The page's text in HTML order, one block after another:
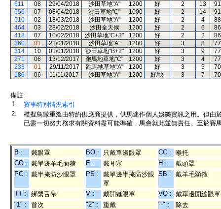
611
08 29/04/2018 沙田草地"A" 1200 好 2 13
91
556
07 08/04/2018 沙田草地"C" 1000 好 2 14
91
510
02 18/03/2018 沙田草地"A" 1200 好 2 4
88
464
03 28/02/2018 沙田全天候 1200 好 2 6
86
418
07 10/02/2018 沙田草地"C+3" 1200 好 2 2
86
360
01 21/01/2018 沙田草地"A" 1200 好 3 8
77
314
10 01/01/2018 沙田草地"B+2" 1200 好 3 9
77
271
06 13/12/2017 跑馬地草地"C" 1200 好 3 4
77
233
01 29/11/2017 跑馬地草地"A" 1200 好 3 5
70
186
06 11/11/2017 沙田草地"A" 1200 好/快 3 7 70
備註:
1.
賽事特別情況索引
2.
模擬鳥瞰重溫由特約供應商提供，供馬迷作個人娛樂資訊之用。但
已盡一切努力務求有關資料盡可能準確，馬會就此並無責任。至於賽
B : 戴眼罩 BO : 只戴單邊眼罩 CC :
喉托
CO : 戴單邊羊毛面箍 E : 戴耳塞 H :
戴頭罩
PC : 戴半掩防沙眼罩 PS :
戴單邊半掩防沙眼
罩
SB : 戴羊毛額箍
TT : 綁繫舌帶 V : 戴開縫眼罩 VO : 戴單邊開縫眼罩
"1" :
首次 "2" : 重戴 "-" : 除去